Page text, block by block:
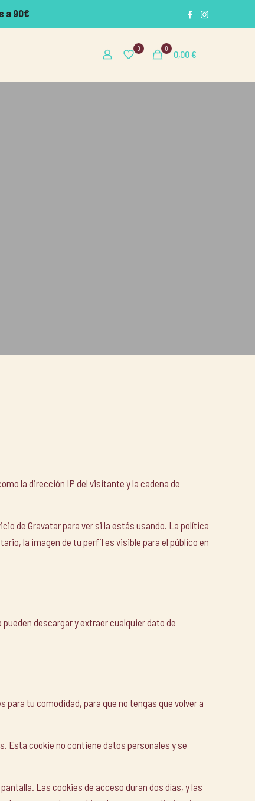
a 90€
0 0
0,00€
la dirección IP del visitante y la cadena de
de Gravatar para ver si la estás usando. La política
la imagen de tu perfil es visible para el público en
descargar y extraer cualquier dato de
tu comodidad, para que no tengas que volver a
Esta cookie no contiene datos personales y se
Las cookies de acceso duran dos días, y las